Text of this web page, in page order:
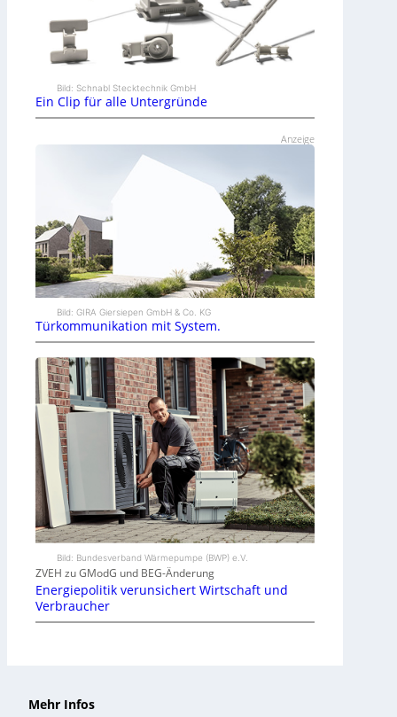
Bild: Schnabl Stecktechnik GmbH
Ein Clip für alle Untergründe
Anzeige
Bild: GIRA Giersiepen GmbH & Co. KG
Türkommunikation mit System.
Bild: Bundesverband Wärmepumpe (BWP) e.V.
ZVEH zu GModG und BEG-Änderung
Energiepolitik verunsichert Wirtschaft und
Verbraucher
Mehr Infos